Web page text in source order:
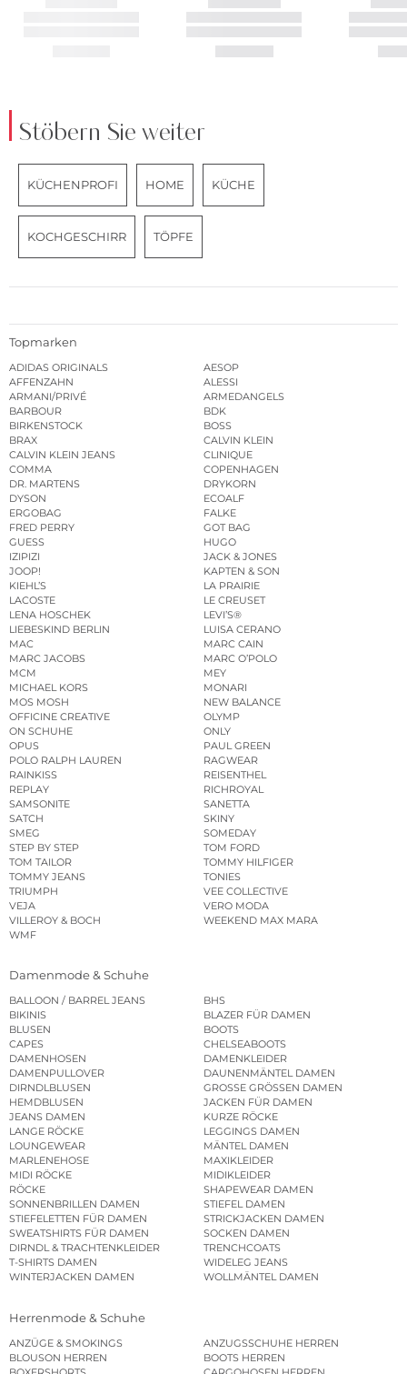
Stöbern Sie weiter
KÜCHENPROFI HOME KÜCHE
KOCHGESCHIRR TÖPFE
Topmarken
ADIDAS ORIGINALS
AESOP
AFFENZAHN
ALESSI
ARMANI/PRIVÉ
ARMEDANGELS
BARBOUR
BDK
BIRKENSTOCK
BOSS
BRAX
CALVIN KLEIN
CALVIN KLEIN JEANS
CLINIQUE
COMMA
COPENHAGEN
DR. MARTENS
DRYKORN
DYSON
ECOALF
ERGOBAG
FALKE
FRED PERRY
GOT BAG
GUESS
HUGO
IZIPIZI
JACK & JONES
JOOP!
KAPTEN & SON
KIEHL’S
LA PRAIRIE
LACOSTE
LE CREUSET
LENA HOSCHEK
LEVI’S®
LIEBESKIND BERLIN
LUISA CERANO
MAC
MARC CAIN
MARC JACOBS
MARC O’POLO
MCM
MEY
MICHAEL KORS
MONARI
MOS MOSH
NEW BALANCE
OFFICINE CREATIVE
OLYMP
ON SCHUHE
ONLY
OPUS
PAUL GREEN
POLO RALPH LAUREN
RAGWEAR
RAINKISS
REISENTHEL
REPLAY
RICHROYAL
SAMSONITE
SANETTA
SATCH
SKINY
SMEG
SOMEDAY
STEP BY STEP
TOM FORD
TOM TAILOR
TOMMY HILFIGER
TOMMY JEANS
TONIES
TRIUMPH
VEE COLLECTIVE
VEJA
VERO MODA
VILLEROY & BOCH
WEEKEND MAX MARA
WMF
Damenmode & Schuhe
BALLOON / BARREL JEANS
BHS
BIKINIS
BLAZER FÜR DAMEN
BLUSEN
BOOTS
CAPES
CHELSEABOOTS
DAMENHOSEN
DAMENKLEIDER
DAMENPULLOVER
DAUNENMÄNTEL DAMEN
DIRNDLBLUSEN
GROSSE GRÖSSEN DAMEN
HEMDBLUSEN
JACKEN FÜR DAMEN
JEANS DAMEN
KURZE RÖCKE
LANGE RÖCKE
LEGGINGS DAMEN
LOUNGEWEAR
MÄNTEL DAMEN
MARLENEHOSE
MAXIKLEIDER
MIDI RÖCKE
MIDIKLEIDER
RÖCKE
SHAPEWEAR DAMEN
SONNENBRILLEN DAMEN
STIEFEL DAMEN
STIEFELETTEN FÜR DAMEN
STRICKJACKEN DAMEN
SWEATSHIRTS FÜR DAMEN
SOCKEN DAMEN
DIRNDL & TRACHTENKLEIDER
TRENCHCOATS
T-SHIRTS DAMEN
WIDELEG JEANS
WINTERJACKEN DAMEN
WOLLMÄNTEL DAMEN
Herrenmode & Schuhe
ANZÜGE & SMOKINGS
ANZUGSSCHUHE HERREN
BLOUSON HERREN
BOOTS HERREN